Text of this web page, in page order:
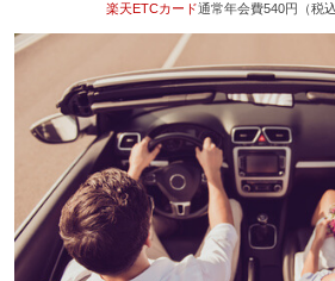
楽天ETCカード通常年会費540円（税